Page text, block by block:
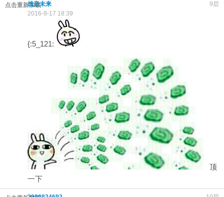
点击重新加载 9层
战音未来
2016-9-17 18:39
{:5_121:
顶
一下